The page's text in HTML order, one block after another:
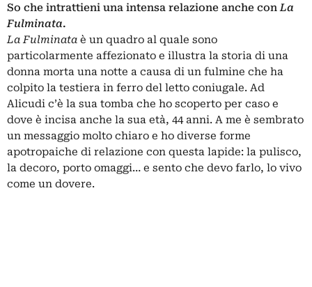
So che intrattieni una intensa relazione anche con La
Fulminata.
La Fulminata è un quadro al quale sono
particolarmente affezionato e illustra la storia di una
donna morta una notte a causa di un fulmine che ha
colpito la testiera in ferro del letto coniugale. Ad
Alicudi c’è la sua tomba che ho scoperto per caso e
dove è incisa anche la sua età, 44 anni. A me è sembrato
un messaggio molto chiaro e ho diverse forme
apotropaiche di relazione con questa lapide: la pulisco,
la decoro, porto omaggi… e sento che devo farlo, lo vivo
come un dovere.